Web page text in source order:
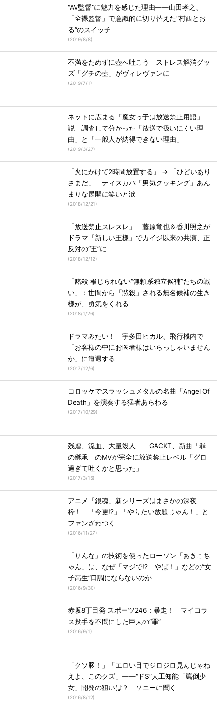
“AV監督”に魅力を感じた理由――山田孝之、
「全裸監督」で意識的に切り替えた“村西とお
る”のスイッチ
(2019/8/8)
不満をためずに壺へ吐こう ストレス解消グッ
ズ「グチの壺」がヴィレヴァンに
(2019/7/1)
ネットに広まる「魔女っ子は放送禁止用語」
説 調査して分かった「放送で扱いにくい理
由」と「一般人が納得できない理由」
(2019/3/27)
「火にかけて2時間放置する」 → 「ひどいあり
さまだ」 ディスカバ「男気クッキング」あん
まりな展開に笑いと涙
(2018/12/21)
「放送禁止スレスレ」 藤原竜也＆香川照之が
ドラマ「新しい王様」でカイジ以来の共演、正
反対の“王”に
(2018/12/12)
「黙殺 報じられない“無頼系独立候補”たちの戦
い」：世間から「黙殺」される無名候補の生き
様が、勇気をくれる
(2018/1/26)
ドラマみたい！ 宇多田ヒカル、飛行機内で
「お客様の中にお医者様はいらっしゃいません
か」に遭遇する
(2017/12/6)
コロッケでスラッシュメタルの名曲「Angel Of
Death」を演奏する猛者あらわる
(2017/10/29)
残虐、流血、大量殺人！ GACKT、新曲「罪
の継承」のMVが完全に放送禁止レベル「グロ
過ぎて吐くかと思った」
(2017/3/15)
アニメ「銀魂」新シリーズはまさかの深夜
枠！ 「今更!?」「やりたい放題じゃん！」と
ファンざわつく
(2016/11/27)
「りんな」の技術を使ったローソン「あきこち
ゃん」は、なぜ「マジで!? やば！」などの“女
子高生”口調にならないのか
(2016/9/30)
赤坂8丁目発 スポーツ246：暴走！ マイコラ
ス投手を不問にした巨人の“罪”
(2016/9/1)
「クソ豚！」「エロい目でジロジロ見んじゃね
えよ、このクズ」――“ドS”人工知能「罵倒少
女」開発の狙いは？ ソニーに聞く
(2016/8/12)